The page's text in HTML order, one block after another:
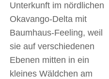
Unterkunft im nördlichen
Okavango-Delta mit
Baumhaus-Feeling, weil
sie auf verschiedenen
Ebenen mitten in ein
kleines Wäldchen am